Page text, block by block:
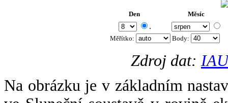
Den Měsíc
.
Měřítko: Body:
Zdroj dat:
Na obrázku je v základním